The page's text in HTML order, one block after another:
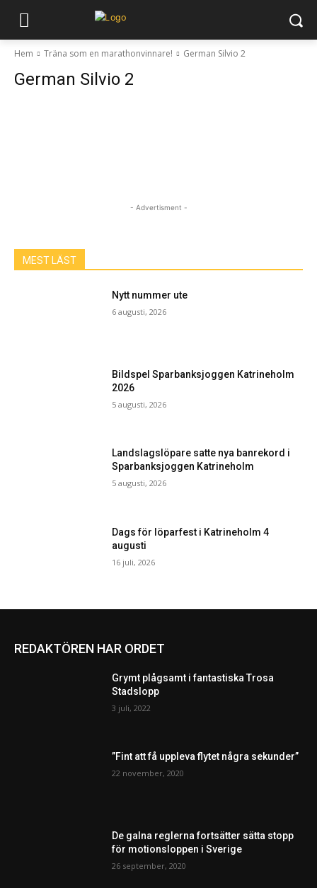
Hem Träna som en marathonvinnare! German Silvio 2
German Silvio 2
- Advertisment -
MEST LÄST
Nytt nummer ute
6 augusti, 2026
Bildspel Sparbanksjoggen Katrineholm
2026
5 augusti, 2026
Landslagslöpare satte nya banrekord i
Sparbanksjoggen Katrineholm
5 augusti, 2026
Dags för löparfest i Katrineholm 4
augusti
16 juli, 2026
REDAKTÖREN HAR ORDET
Grymt plågsamt i fantastiska Trosa
Stadslopp
3 juli, 2022
”Fint att få uppleva flytet några sekunder”
22 november, 2020
De galna reglerna fortsätter sätta stopp
för motionsloppen i Sverige
26 september, 2020